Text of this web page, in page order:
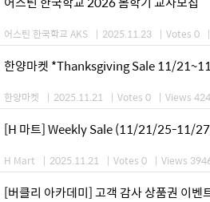
어스틴 한국학교 AKS | 2025.11.23 | Votes 0 |
한양마켓 *Thanksgiving Sale 11/
한양마켓 | 2025.11.21 | Votes 0 | Views
[H 마트] Weekly Sale (11/21/25-11/
H Mart | 2025.11.21 | Votes 0 | Views
[버클리 아카데미] 고객 감사 상품권 이벤